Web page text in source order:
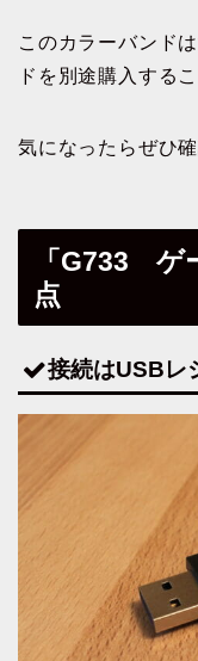
このカラーバンド
ドを別途購入する
気になったらぜひ
「G733 ゲ
点
接続はUSBレ